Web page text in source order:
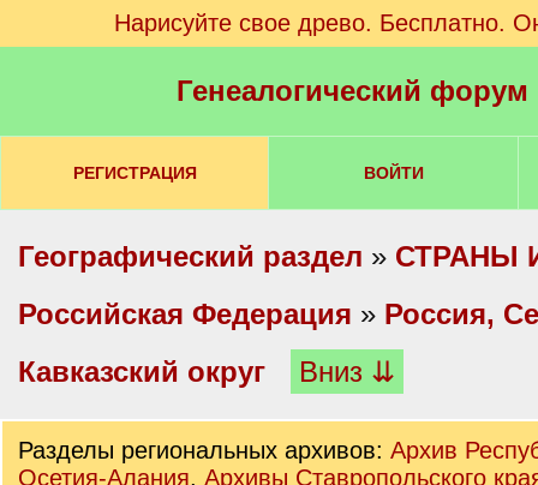
Нарисуйте свое древо. Бесплатно.
Генеалогический
РЕГИСТРАЦИЯ ВОЙТИ
Географический раздел » СТРАНЫ
Российская Федерация » Россия,
Кавказский округ
Вниз ⇊
Разделы региональных архивов: Архив
Осетия-Алания, Архивы Ставропольского